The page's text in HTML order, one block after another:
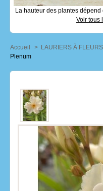
La hauteur des plantes
Voir tous
Accueil > LAURIERS À
Plenum